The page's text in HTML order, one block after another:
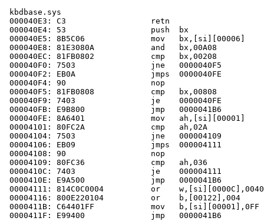
kbdbase.sys
000040E3: C3                  retn
000040E4: 53                  push  bx
000040E5: 8B5C06              mov   bx,[si][00006]
000040E8: 81E3080A            and   bx,00A08
000040EC: 81FB0802            cmp   bx,00208
000040F0: 7503                jne   0000040F5
000040F2: EB0A                jmps  0000040FE
000040F4: 90                  nop
000040F5: 81FB0808            cmp   bx,00808
000040F9: 7403                je    0000040FE
000040FB: E9B800              jmp   0000041B6
000040FE: 8A6401              mov   ah,[si][00001]
00004101: 80FC2A              cmp   ah,02A
00004104: 7503                jne   000004109
00004106: EB09                jmps  000004111
00004108: 90                  nop
00004109: 80FC36              cmp   ah,036
0000410C: 7403                je    000004111
0000410E: E9A500              jmp   0000041B6
00004111: 814C0C0004          or
00004116: 800E220104          or    b,[00122],004
0000411B: C64401FF            mov
0000411F: E99400              jmp   0000041B6